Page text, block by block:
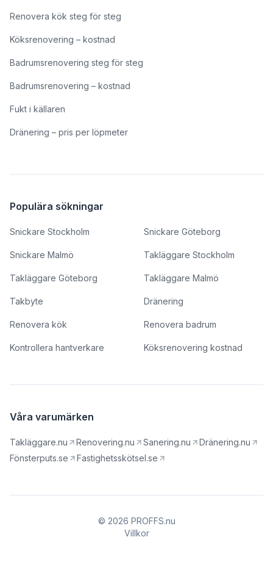
Renovera kök steg för steg
Köksrenovering – kostnad
Badrumsrenovering steg för steg
Badrumsrenovering – kostnad
Fukt i källaren
Dränering – pris per löpmeter
Populära sökningar
Snickare Stockholm Snickare Göteborg
Snickare Malmö Takläggare Stockholm
Takläggare Göteborg Takläggare Malmö
Takbyte Dränering
Renovera kök Renovera badrum
Kontrollera hantverkare Köksrenovering kostnad
Våra varumärken
Takläggare.nu Renovering.nu Sanering.nu
Dränering.nu
Fönsterputs.se
Fastighetsskötsel.se
© 2026 PROFFS.nu
Villkor